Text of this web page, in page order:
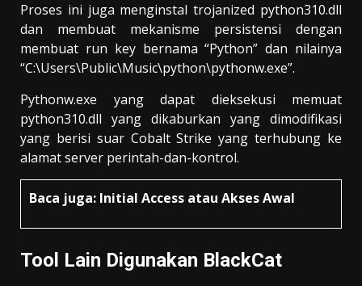
Proses ini juga menginstal trojanized python310.dll
dan membuat mekanisme persistensi dengan
membuat run key bernama “Python” dan nilainya
“C:\Users\Public\Music\python\pythonw.exe”.
Pythonw.exe yang dapat dieksekusi memuat
python310.dll yang dikaburkan yang dimodifikasi
yang berisi suar Cobalt Strike yang terhubung ke
alamat server perintah-dan-kontrol.
Baca juga: Initial Access atau Akses Awal
Tool Lain Digunakan BlackCat